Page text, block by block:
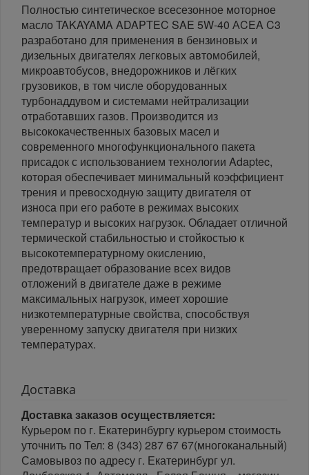
Полностью синтетическое всесезонное моторное
масло TAKAYAMA ADAPTEC SAE 5W-40 АCEA C3
разработано для применения в бензиновых и
дизельных двигателях легковых автомобилей,
микроавтобусов, внедорожников и лёгких
грузовиков, в том числе оборудованных
турбонаддувом и системами нейтрализации
отработавших газов. Производится из
высококачественных базовых масел и
современного многофункционального пакета
присадок с использованием технологии Adaptec,
которая обеспечивает минимальный коэффициент
трения и превосходную защиту двигателя от
износа при его работе в режимах высоких
температур и высоких нагрузок. Обладает отличной
термической стабильностью и стойкостью к
высокотемпературному окислению,
предотвращает образование всех видов
отложений в двигателе даже в режиме
максимальных нагрузок, имеет хорошие
низкотемпературные свойства, способствуя
уверенному запуску двигателя при низких
температурах.
Доставка
Доставка заказов осуществляется:
Курьером по г. Екатеринбургу курьером стоимость
уточнить по Тел: 8 (343) 287 67 67(многоканальный)
Самовывоз по адресу г. Екатеринбург ул.